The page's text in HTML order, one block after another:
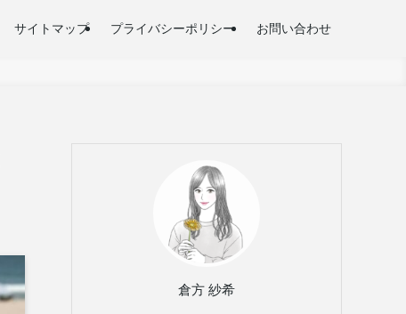
サイトマップ プライバシーポリシー お問い合わせ
倉方 紗希